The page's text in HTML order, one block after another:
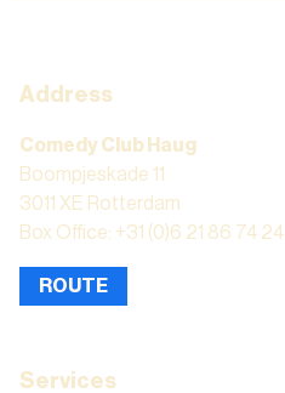
Address
Comedy Club Haug
Boompjeskade 11
3011 XE Rotterdam
Box Office: +31 (0)6 21 86 74 24
ROUTE
Services